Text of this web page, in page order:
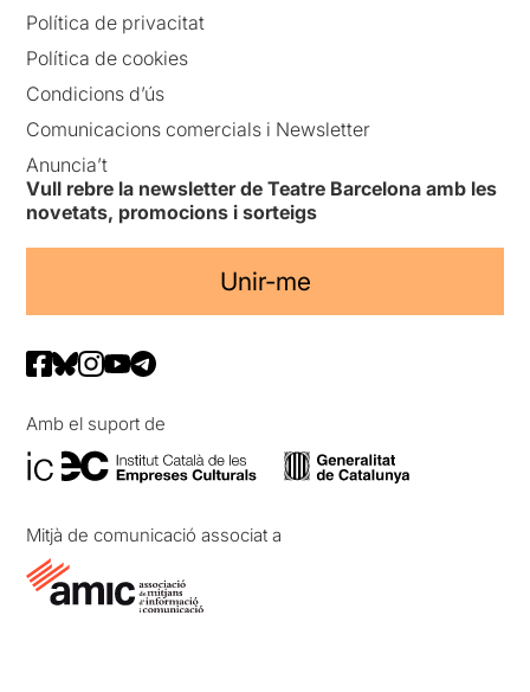
Política de privacitat
Política de cookies
Condicions d’ús
Comunicacions comercials i Newsletter
Anuncia’t
Vull rebre la newsletter de Teatre Barcelona amb les
novetats, promocions i sorteigs
Unir-me
Amb el suport de
Mitjà de comunicació associat a